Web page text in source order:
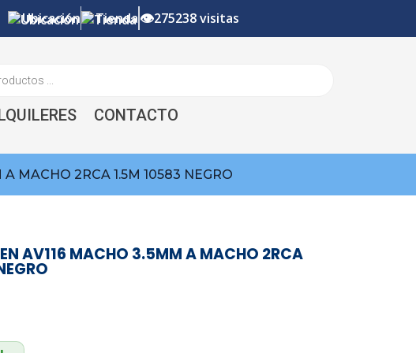
Ubicación Tienda👁275238 visitas
CONTACTO
MACHO 2RCA 1.5M 10583 NEGRO
AV116 MACHO 3.5MM A MACHO 2RCA